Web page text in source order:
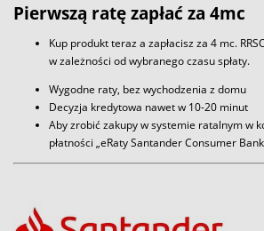
Pierwszą ratę zapłać za 4mc
Kup produkt teraz a zapłacisz za 4 mc.
w zależności od wybranego czasu spłaty.
Wygodne raty, bez wychodzenia z domu
Decyzja kredytowa nawet w 10-20 minut
Aby zrobić zakupy w systemie ratalnym w
płatności „eRaty Santander Consumer